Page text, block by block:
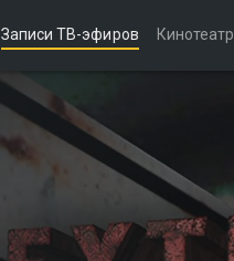
Записи ТВ-эфиров Кинотеатр